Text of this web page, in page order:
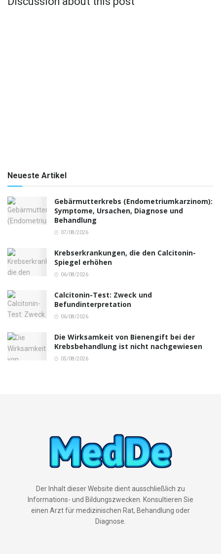
Neueste Artikel
Gebärmutterkrebs (Endometriumkarzinom):
Symptome, Ursachen, Diagnose und
Behandlung
07/08/2026
Krebserkrankungen, die den Calcitonin-
Spiegel erhöhen
06/08/2026
Calcitonin-Test: Zweck und
Befundinterpretation
06/08/2026
Die Wirksamkeit von Bienengift bei der
Krebsbehandlung ist nicht nachgewiesen
05/08/2026
Der Inhalt dieser Website dient ausschließlich zu
Informations- und Bildungszwecken. Konsultieren Sie
einen Arzt für medizinischen Rat, Behandlung oder
Diagnose.